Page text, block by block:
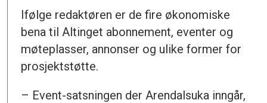
Ifølge redaktøren er de fire økonomiske
bena til Altinget abonnement, eventer og
møteplasser, annonser og ulike former for
prosjektstøtte.
– Event-satsningen der Arendalsuka inngår,